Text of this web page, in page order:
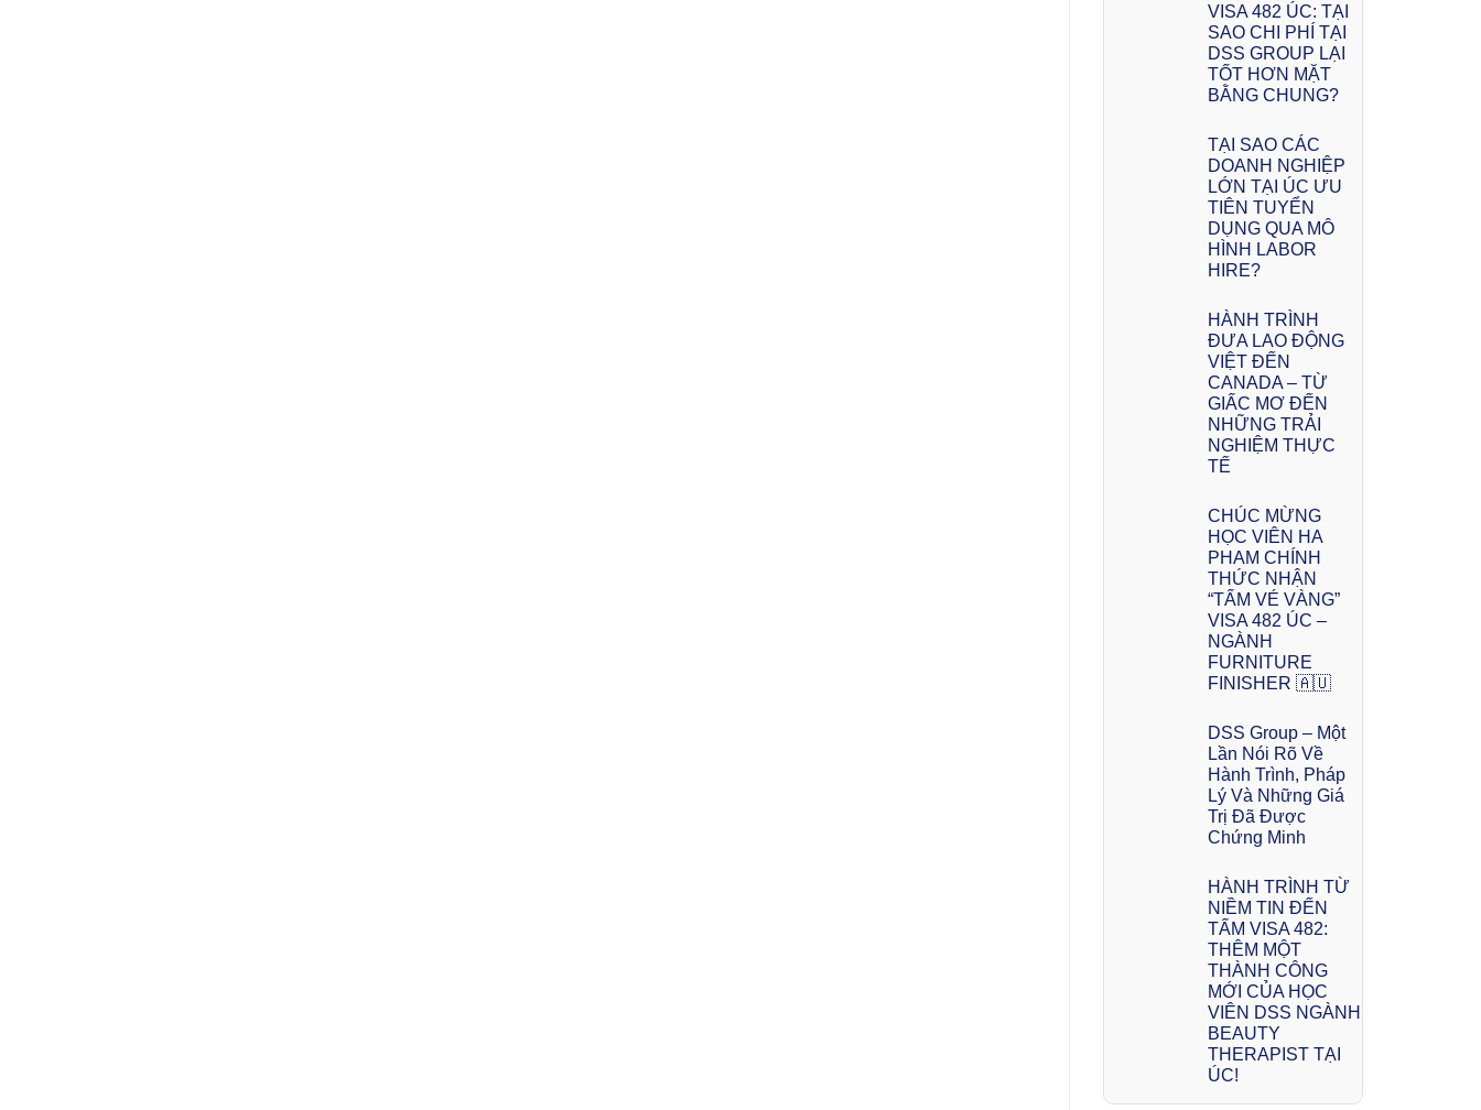
VISA 482 ÚC: TẠI
SAO CHI PHÍ TẠI
DSS GROUP LẠI
TỐT HƠN MẶT
BẰNG CHUNG?
TẠI SAO CÁC
DOANH NGHIỆP
LỚN TẠI ÚC ƯU
TIÊN TUYỂN
DỤNG QUA MÔ
HÌNH LABOR
HIRE?
HÀNH TRÌNH
ĐƯA LAO ĐỘNG
VIỆT ĐẾN
CANADA – TỪ
GIẤC MƠ ĐẾN
NHỮNG TRẢI
NGHIỆM THỰC
TẾ
CHÚC MỪNG
HỌC VIÊN HA
PHAM CHÍNH
THỨC NHẬN
“TẤM VÉ VÀNG”
VISA 482 ÚC –
NGÀNH
FURNITURE
FINISHER 🇦🇺
DSS Group – Một
Lần Nói Rõ Về
Hành Trình, Pháp
Lý Và Những Giá
Trị Đã Được
Chứng Minh
HÀNH TRÌNH TỪ
NIỀM TIN ĐẾN
TẤM VISA 482:
THÊM MỘT
THÀNH CÔNG
MỚI CỦA HỌC
VIÊN DSS NGÀNH
BEAUTY
THERAPIST TẠI
ÚC!